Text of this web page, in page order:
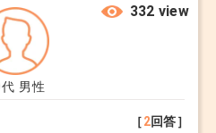
わるか
な場面では普通に使うも
変動や市場の不安定さがどの
済との
る場合、ローン返済よりも
でしょうか？それとも、早期
か？ 家を購入する
したほうがいいという投稿を
。 しかし、直近の資産推移
男性
［2回答］
332 view